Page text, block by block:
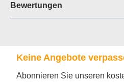
Bewertungen
Keine Angebote
Abonnieren Sie unseren